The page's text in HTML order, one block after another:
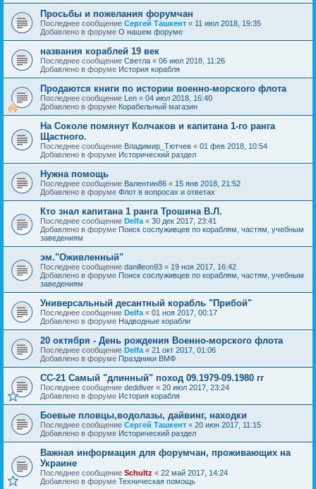
Просьбы и пожелания форумчан
Последнее сообщение Сергей Ташкент « 11 июл 2018, 19:35
Добавлено в форуме О нашем форуме
названия кораблей 19 век
Последнее сообщение Cветла « 06 июл 2018, 11:26
Добавлено в форуме История корабля
Продаются книги по истории военно-морского флота
Последнее сообщение Len « 04 июл 2018, 16:40
Добавлено в форуме Корабельный магазин
На Соколе помянут Колчаков и капитана 1-го ранга
Щастного.
Последнее сообщение Владимир_Тютчев « 01 фев 2018, 10:54
Добавлено в форуме Исторический раздел
Нужна помощь
Последнее сообщение Валентин86 « 15 янв 2018, 21:52
Добавлено в форуме Флот в вопросах и ответах
Кто знал капитана 1 ранга Трошина В.Л.
Последнее сообщение Delfa « 30 дек 2017, 23:41
Добавлено в форуме Поиск сослуживцев по кораблям, частям, учебным
заведениям
эм."Оживленный"
Последнее сообщение danilleon93 « 19 ноя 2017, 16:42
Добавлено в форуме Поиск сослуживцев по кораблям, частям, учебным
заведениям
Универсальный десантный корабль "Прибой"
Последнее сообщение Delfa « 01 ноя 2017, 00:17
Добавлено в форуме Надводные корабли
20 октября - День рождения Военно-морского флота
Последнее сообщение Delfa « 21 окт 2017, 01:06
Добавлено в форуме Праздники ВМФ
СС-21 Самый "длинный" поход 09.1979-09.1980 гг
Последнее сообщение deddiver « 20 июл 2017, 23:24
Добавлено в форуме История корабля
Боевые пловцы,водолазы, дайвинг, находки
Последнее сообщение Сергей Ташкент « 20 июн 2017, 11:15
Добавлено в форуме Исторический раздел
Важная информация для форумчан, проживающих на
Украине
Последнее сообщение Schultz « 22 май 2017, 14:24
Добавлено в форуме Техническая помощь